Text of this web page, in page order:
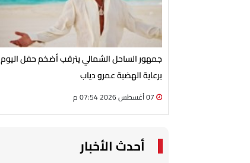
جمهور الساحل الشمالي يترقب أضخم حفل اليوم
برعاية الهضبة عمرو دياب
أحدث الأخبار